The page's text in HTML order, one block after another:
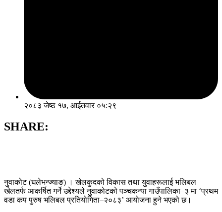
२०८३ जेष्ठ १७, आईतवार ०५:२९
SHARE:
नुवाकोट (घलेभन्ज्याङ) । खेलकुदको विकास तथा युवाहरूलाई भलिबल
खेलतर्फ आकर्षित गर्ने उद्देश्यले नुवाकोटको पञ्चकन्या गाउँपालिका–३ मा ‘प्रथम
वडा कप पुरुष भलिबल प्रतियोगिता–२०८३’ आयोजना हुने भएको छ।